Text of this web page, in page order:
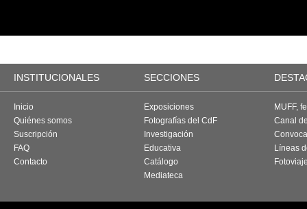
INSTITUCIONALES SECCIONES
Inicio
Quiénes somos
Suscripción
FAQ
Contacto
Exposiciones
Fotografías del CdF
Investigación
Educativa
Catálogo
Mediateca
MUFF,
Canal
Líneas